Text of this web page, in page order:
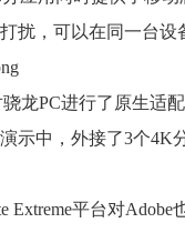
扰，可以在同一台设
龙PC进行了原生适
示中，外接了3个
Extreme平台对